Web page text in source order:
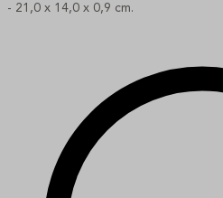
- 21,0 x 14,0 x 0,9 cm.